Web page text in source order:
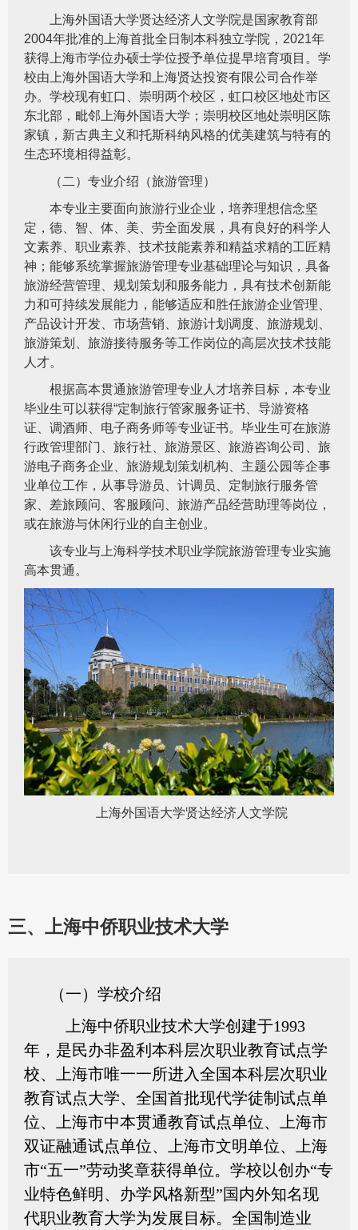
上海外国语大学贤达经济人文学院是国家教育部
2004年批准的上海首批全日制本科独立学院，2021年
获得上海市学位办硕士学位授予单位提早培育项目。学
校由上海外国语大学和上海贤达投资有限公司合作举
办。学校现有虹口、崇明两个校区，虹口校区地处市区
东北部，毗邻上海外国语大学；崇明校区地处崇明区陈
家镇，新古典主义和托斯科纳风格的优美建筑与特有的
生态环境相得益彰。
（二）专业介绍（旅游管理）
本专业主要面向旅游行业企业，培养理想信念坚
定，德、智、体、美、劳全面发展，具有良好的科学人
文素养、职业素养、技术技能素养和精益求精的工匠精
神；能够系统掌握旅游管理专业基础理论与知识，具备
旅游经营管理、规划策划和服务能力，具有技术创新能
力和可持续发展能力，能够适应和胜任旅游企业管理、
产品设计开发、市场营销、旅游计划调度、旅游规划、
旅游策划、旅游接待服务等工作岗位的高层次技术技能
人才。
根据高本贯通旅游管理专业人才培养目标，本专业
毕业生可以获得“定制旅行管家服务证书、导游资格
证、调酒师、电子商务师等专业证书。毕业生可在旅游
行政管理部门、旅行社、旅游景区、旅游咨询公司、旅
游电子商务企业、旅游规划策划机构、主题公园等企事
业单位工作，从事导游员、计调员、定制旅行服务管
家、差旅顾问、客服顾问、旅游产品经营助理等岗位，
或在旅游与休闲行业的自主创业。
该专业与上海科学技术职业学院旅游管理专业实施
高本贯通。
上海外国语大学贤达经济人文学院
三、上海中侨职业技术大学
（一）学校介绍
上海中侨职业技术大学创建于1993
年，是民办非盈利本科层次职业教育试点学
校、上海市唯一一所进入全国本科层次职业
教育试点大学、全国首批现代学徒制试点单
位、上海市中本贯通教育试点单位、上海市
双证融通试点单位、上海市文明单位、上海
市“五一”劳动奖章获得单位。学校以创办“专
业特色鲜明、办学风格新型”国内外知名现
代职业教育大学为发展目标。全国制造业